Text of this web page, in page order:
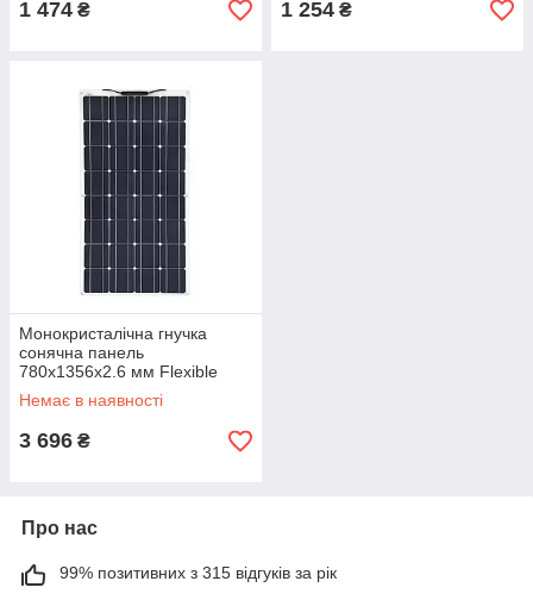
1 474 ₴ 1 254 ₴
Монокристалічна гнучка
сонячна панель
780x1356x2.6 мм Flexible
panel 200w
Немає в наявності
3 696 ₴
Про нас
99% позитивних з 315 відгуків за рік